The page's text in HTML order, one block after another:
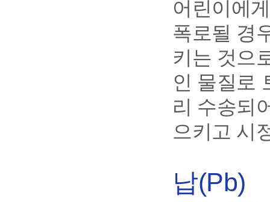
어린이에
폭로될 경
키는 것으
인 물질로
리 수송되
으키고 시
납(Pb)